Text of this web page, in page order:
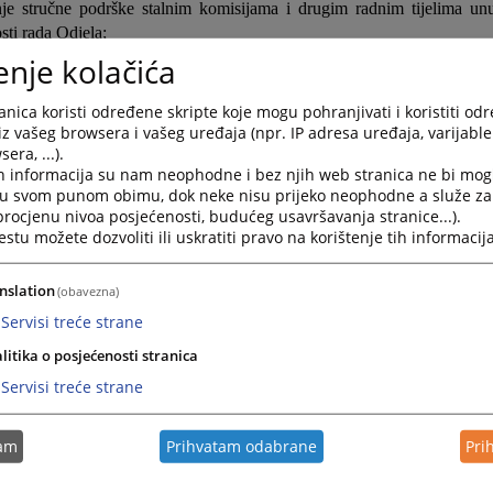
stručne podrške stalnim komisijama i drugim radnim tijelima
rada Odjela;
stručne, tehničke i administrativne podrške u vezi sa svim
funkcija u skladu s propisanim postupcima;
prijavnih materijala kandidata potrebnih za postupke
u pravosudnoj službi;
evidencija o statusu osoba imenovanih na poziciju sudija, tužilaca i
službene evidencije u vezi s pokrenutim sudskim postupcima
prakse u vezi s tim;
podrške u pripremi nacrta odgovora u sporovima pokrenutim
funkcija;
registra ličnih dosijea sudija i tužilaca potrebnih za postupke
u pravosudnoj službi;
ažuriranje i upravljanje podacima u postojećim bazama
za IKT, učestvovanje u analizi i osmišljavanju aplikativnih
procesa neophodnih za podršku radu Odjela;
u postupcima srednjoročnog planiranja, godišnjeg
kolačića
koristi određene skripte koje mogu pohranjivati i koristiti
vašeg browsera i vašeg uređaja (npr. IP adresa uređaja,
...).
informacija su nam neophodne i bez njih web stranica ne bi
svom punom obimu, dok neke nisu prijeko neophodne a služe
nivoa posjećenosti, budućeg usavršavanja stranice...).
možete dozvoliti ili uskratiti pravo na korištenje tih
(obavezna)
Servisi treće strane
o posjećenosti stranica
Servisi treće strane
Prihvatam odabrane